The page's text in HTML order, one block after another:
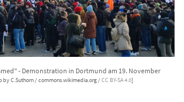
- Demonstration in Dortmund am 19. November
by C.Suthorn / commons.wikimedia.org /CC BY-SA 4.0]